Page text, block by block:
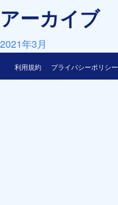
アーカイブ
2021年3月
利用規約 プライバシーポリシー